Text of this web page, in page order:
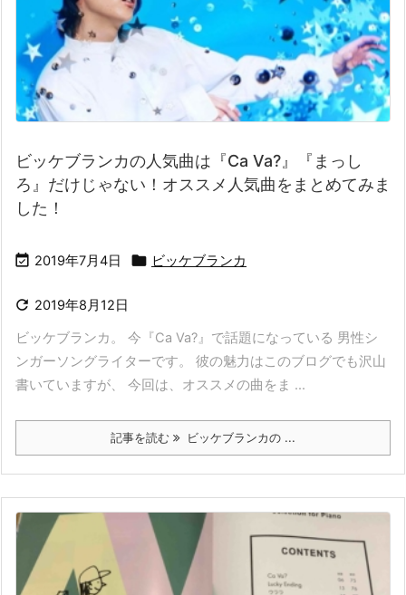
ビッケブランカの人気曲は『Ca Va?』『まっし
ろ』だけじゃない！オススメ人気曲をまとめてみま
した！
 2019年7月4日  ビッケブランカ
 2019年8月12日
ビッケブランカ。 今『Ca Va?』で話題になっている 男性シ
ンガーソングライターです。 彼の魅力はこのブログでも沢山
書いていますが、 今回は、オススメの曲をま ...
記事を読む ビッケブランカの ...